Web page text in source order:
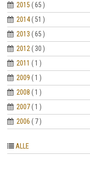
2015 ( 65 )
2014( 51 )
2013 ( 65 )
2012 ( 30 )
2011 ( 1 )
2009 ( 1 )
2008 ( 1 )
2007( 1 )
2006 ( 7 )
ALLE